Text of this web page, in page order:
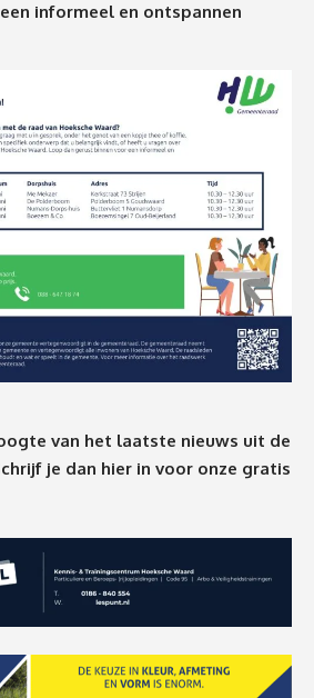
informeel en ontspannen
van het laatste nieuws uit de
je dan hier in voor onze gratis